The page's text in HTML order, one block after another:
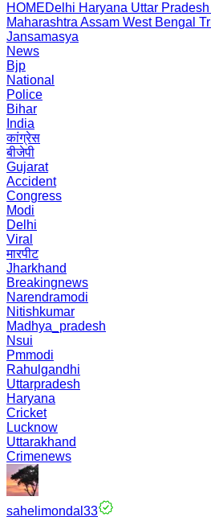
HOMEDelhi Haryana Uttar Pradesh
Maharashtra Assam West Bengal
Jansamasya
News
Bjp
National
Police
Bihar
India
कांग्रेस
बीजेपी
Gujarat
Accident
Congress
Modi
Delhi
Viral
मारपीट
Jharkhand
Breakingnews
Narendramodi
Nitishkumar
Madhya_pradesh
Nsui
Pmmodi
Rahulgandhi
Uttarpradesh
Haryana
Cricket
Lucknow
Uttarakhand
Crimenews
sahelimondal33